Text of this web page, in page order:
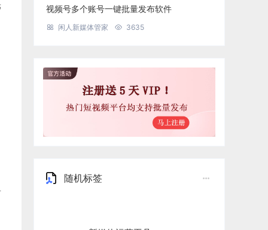
视频号多个账号一键批量发布软件
闲人新媒体管家 3635
随机标签